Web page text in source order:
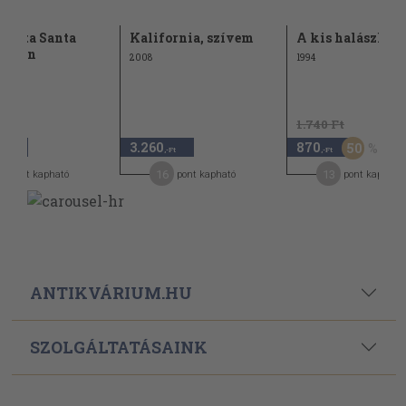
Santa
pont kapható
Kalifornia, szívem
2008
3.260 ,-Ft
pont kapható
A kis
1994
1.740 Ft
870 ,-Ft 50
pont kapható
ANTIKVÁRIUM.HU
SZOLGÁLTATÁSAINK